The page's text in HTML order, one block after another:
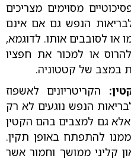
מסוימים מצריכים
הנפש גם אם אינם
או לסובבים אותו. לדוגמא,
או למכור את חפציו
במצב של קטטוניה.
הקריטריונים לאשפוז
הנפש נוגעים לא רק
אלא גם למצבים בהם הקטין
להתפתח באופן תקין.
קליני ממושך וחמור אשר